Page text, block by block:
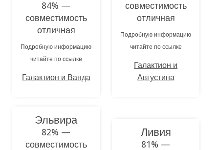
84% —
совместимость
отличная
Подробную информацию
читайте по ссылке
Галактион и Ванда
совместимость
отличная
Подробную информацию
читайте по ссылке
Галактион и
Августина
Эльвира
82% —
совместимость
Ливия
81% —